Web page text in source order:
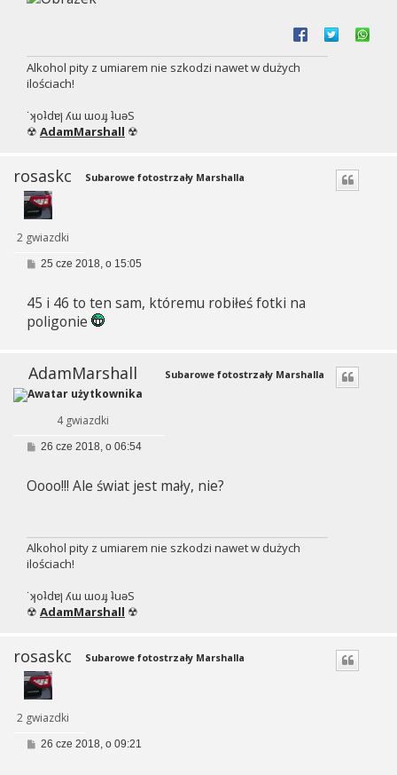
Alkohol pity z umiarem nie szkodzi nawet w dużych
ilościach!
˙ʞoʇdɐן ʎɯ ɯoɹɟ ʇuǝS
☢ AdamMarshall ☢
rosaskc
2 gwiazdki
Subarowe fotostrzały Marshalla
P
t
25 cze 2018, o 15:05
45 i 46 to ten sam, któremu robiłeś fotki na
poligonie
AdamMarshall
4 gwiazdki
Subarowe fotostrzały Marshalla
P
t
26 cze 2018, o 06:54
Oooo!!! Ale świat jest mały, nie?
Alkohol pity z umiarem nie szkodzi nawet w dużych
ilościach!
˙ʞoʇdɐן ʎɯ ɯoɹɟ ʇuǝS
☢ AdamMarshall ☢
rosaskc
2 gwiazdki
Subarowe fotostrzały Marshalla
P26 cze 2018, o 09:21